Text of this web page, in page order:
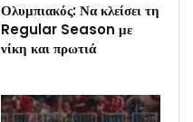
Ολυμπιακός: Να κλείσει τη
Regular Season με
νίκη και πρωτιά